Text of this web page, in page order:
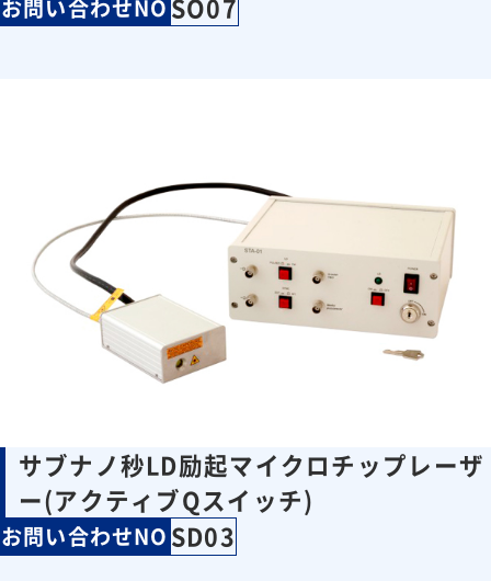
お問い合わせNO SO07
サブナノ秒LD励起マイクロチップレーザ
ー(アクティブQスイッチ)
お問い合わせNO SD03